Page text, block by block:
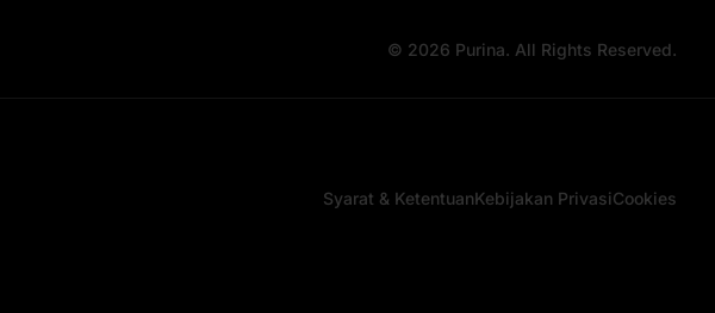
© 2026 Purina. All Rights Reserved.
Syarat & KetentuanKebijakan PrivasiCookies